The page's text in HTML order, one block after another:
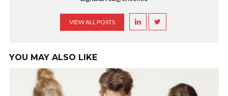
VIEW ALL POSTS
YOU MAY ALSO LIKE